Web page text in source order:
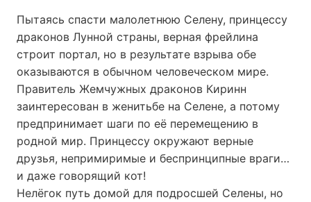
Пытаясь спасти малолетнюю Селену, принцессу
драконов Лунной страны, верная фрейлина
строит портал, но в результате взрыва обе
оказываются в обычном человеческом мире.
Правитель Жемчужных драконов Киринн
заинтересован в женитьбе на Селене, а потому
предпринимает шаги по её перемещению в
родной мир. Принцессу окружают верные
друзья, непримиримые и беспринципные враги…
и даже говорящий кот!
Нелёгок путь домой для подросшей Селены, но